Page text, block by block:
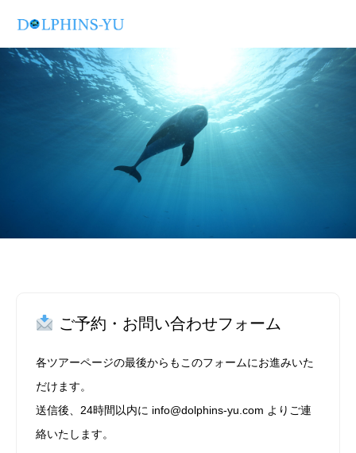
ご予約・お問い合わせフォーム
各ツアーページの最後からもこのフォームにお進みいた
だけます。
送信後、24時間以内に info@dolphins-yu.com よりご連
絡いたします。